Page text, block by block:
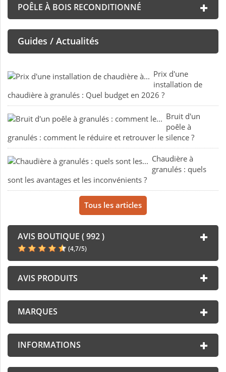
POÊLE À BOIS RECONDITIONNÉ
Guides / Actualités
Prix d'une
installation de
chaudière à granulés : Quel budget en 2026 ?
Bruit d'un
poêle à
granulés : comment le réduire et retrouver le silence ?
Chaudière à
granulés : quels
sont les avantages et les inconvénients ?
Tous les articles
AVIS BOUTIQUE ( 992 )
(4,7/5)
AVIS PRODUITS
MARQUES
INFORMATIONS